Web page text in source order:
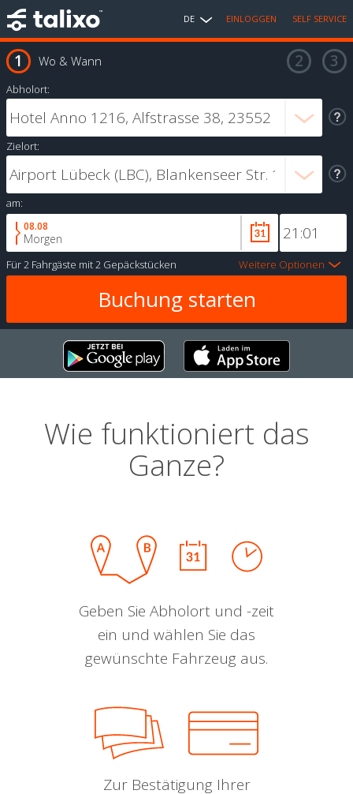
DE EINLOGGEN SELF SERVICE
Wo & Wann
Abholort:
Zielort:
am:
08.08
Morgen
Für2 Fahrgäste mit2 Gepäckstücken Weitere Optionen
Wie funktioniert das
Ganze?
Geben Sie Abholort und -zeit
ein und wählen Sie das
gewünschte Fahrzeug aus.
Zur Bestätigung Ihrer